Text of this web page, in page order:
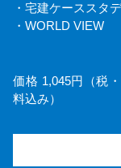
・宅建ケーススタ
・WORLD VIEW
価格 1,045円（税
料込み）